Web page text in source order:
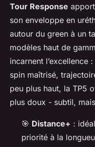
Tour Response
son enveloppe en
autour du green à un
modèles haut de
incarnent l’excellence
spin maîtrisé,
peu plus haut, la TP5
plus doux - subtil,
🎯 Distance+ :
priorité à la